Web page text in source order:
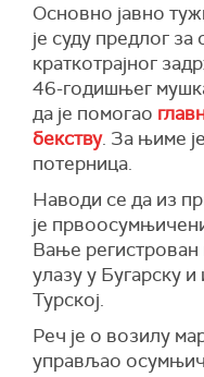
Основно јавно
је суду предлог
краткотрајног
46-годишњег
да је помогао
бекству. За њиме
потерница.
Наводи се да из
је
Вање регистрован
улазу у Бугарску
Турској.
Реч је о возилу
управљао